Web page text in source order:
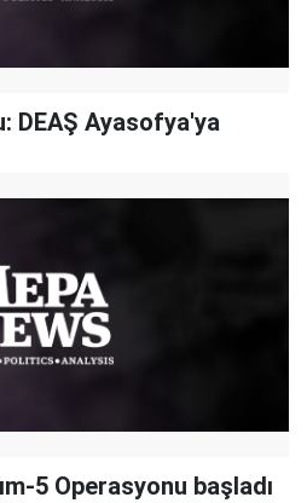
DEAŞ Ayasofya'ya
5 Operasyonu başladı